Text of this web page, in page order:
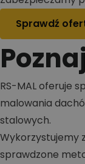
Sprawdź
RS-MAL oferuje
malowania
stalowych.
Wykorzystujemy
sprawdzone